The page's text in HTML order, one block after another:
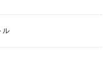
ル